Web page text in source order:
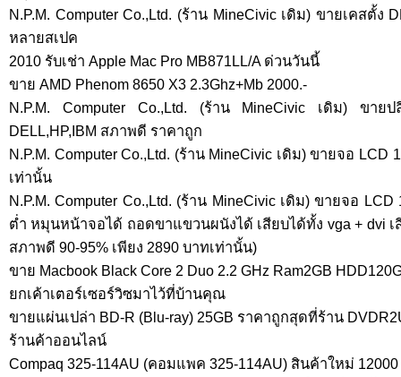
N.P.M. Computer Co.,Ltd. (ร้าน MineCivic เดิม) ขายเคสตั้ง
หลายสเปค
2010 รับเช่า Apple Mac Pro MB871LL/A ด่วนวันนี้
ขาย AMD Phenom 8650 X3 2.3Ghz+Mb 2000.-
N.P.M. Computer Co.,Ltd. (ร้าน MineCivic เดิม) ขายป
DELL,HP,IBM สภาพดี ราคาถูก
N.P.M. Computer Co.,Ltd. (ร้าน MineCivic เดิม) ขายจอ LCD
เท่านั้น
N.P.M. Computer Co.,Ltd. (ร้าน MineCivic เดิม) ขายจอ
ต่ำ หมุนหน้าจอได้ ถอดขาแขวนผนังได้ เสียบได้ทั้ง vga + dvi
สภาพดี 90-95% เพียง 2890 บาทเท่านั้น)
ขาย Macbook Black Core 2 Duo 2.2 GHz Ram2GB
ยกเค้าเตอร์เซอร์วิซมาไว้ที่บ้านคุณ
ขายแผ่นเปล่า BD-R (Blu-ray) 25GB ราคาถูกสุดที่ร้าน
ร้านค้าออนไลน์
Compaq 325-114AU (คอมแพค 325-114AU) สินค้าใหม่